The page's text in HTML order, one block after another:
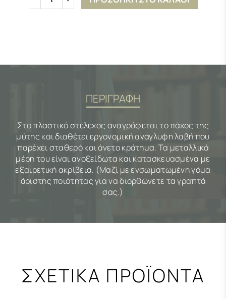
ΠΕΡΙΓΡΑΦΗ
Στο πλαστικό στέλεχος αναγράφεται το πάχος της
μύτης και διαθέτει εργονομική ανάγλυφη λαβή που
παρέχει σταθερό και άνετο κράτημα. Τα μεταλλικά
μέρη του είναι ανοξείδωτα και κατασκευασμένα με
εξαιρετική ακρίβεια. (Μαζί με ενσωματωμένη γόμα
άριστης ποιότητας για να διορθώνετε τα γραπτά
σας.)
ΣΧΕΤΙΚΑ ΠΡΟΪΟΝΤΑ